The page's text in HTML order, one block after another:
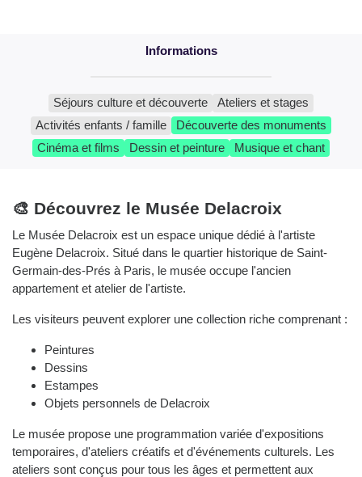
Séjours culture et découverte
Ateliers et stages
Activités enfants / famille
Découverte des monuments
Cinéma et films
Dessin et peinture Musique et chant
🎨 Découvrez le Musée Delacroix
Le Musée Delacroix est un espace unique dédié à l'artiste
Eugène Delacroix. Situé dans le quartier historique de Saint-
Germain-des-Prés à Paris, le musée occupe l'ancien
appartement et atelier de l'artiste.
Les visiteurs peuvent explorer une collection riche comprenant :
Peintures
Dessins
Estampes
Objets personnels de Delacroix
Le musée propose une programmation variée d'expositions
temporaires, d'ateliers créatifs et d'événements culturels. Les
ateliers sont conçus pour tous les âges et permettent aux